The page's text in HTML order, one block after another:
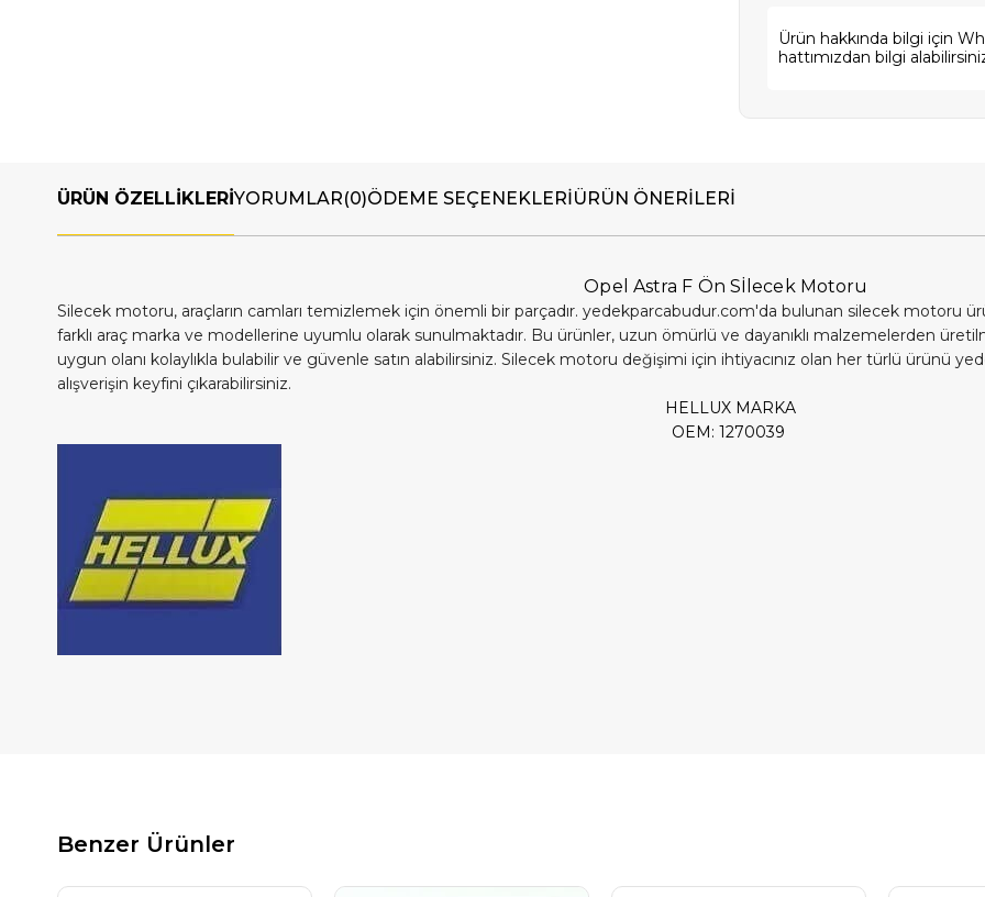
Ürün hakkında bilgi için
hattımızdan bilgi
ÜRÜN ÖZELLIKLERIYORUMLAR(0)ÖDEME SEÇENEKLERIÜRÜN ÖNERILERI
Opel Astra F Ön Sİlecek Motoru
Silecek motoru, araçların camları temizlemek için önemli bir parçadır. yedekparcabudur.com'da bulunan silecek motoru
farklı araç marka ve modellerine uyumlu olarak sunulmaktadır. Bu ürünler, uzun ömürlü ve dayanıklı malzemelerden
uygun olanı kolaylıkla bulabilir ve güvenle satın alabilirsiniz. Silecek motoru değişimi için ihtiyacınız olan her türlü ürünü
alışverişin keyfini çıkarabilirsiniz.
HELLUX MARKA
OEM: 1270039
Benzer Ürünler